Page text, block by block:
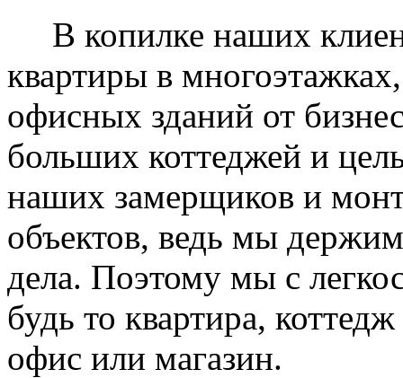
В копилке наших
квартиры в
офисных зданий от
больших коттеджей и
наших замерщиков и
объектов, ведь мы
дела. Поэтому мы с
будь то квартира,
офис или магазин.